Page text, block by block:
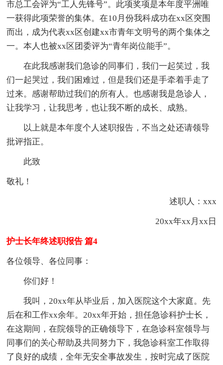
市总工会评为“工人先锋号”。此项奖项是本年度平洲唯
一获得此项荣誉的集体。在10月份我科成功在xx区突围
而出，成为代表xx区创建xx市青年文明号的两个集体之
一。本人也被xx区团委评为“青年岗位能手”。
在此我感谢我们急诊的同事们，我们一起笑过，我
们一起哭过，我们困难过，但是我们还是手牵着手走了
过来。感谢帮助过我们的所有人。也感谢我是急诊人，
让我学习，让我思考，也让我不断的成长、成熟。
以上就是本年度个人述职报告，不当之处还请领导
批评指正。
此致
敬礼！
述职人：xxx
20xx年xx月xx日
护士长年终述职报告 篇4
各位领导、各位同事：
你们好！
我叫，20xx年从毕业后，加入医院这个大家庭。先
后在和工作xx余年。20xx年开始，担任急诊科护士长，
在这期间，在院领导的正确领导下，在急诊科室领导与
同事们的关心帮助及共同努力下，我急诊科室工作取得
了良好的成绩，全年无安全事故发生，按时完成了医院